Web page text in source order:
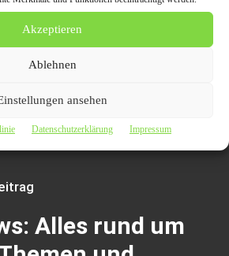
Akzeptieren
Ablehnen
ansehen
Datenschutzerklärung Impressum
führende Informationsplattform, die
breiten Themenspektrum bietet
Brancheninsider.
Alles rund um